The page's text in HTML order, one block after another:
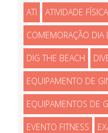
ATI ATIVIDADE FÍSICA
COMEMORAÇÃO DIA
DIG THE BEACH
EQUIPAMENTO DE
EQUIPAMENTOS DE
EVENTO FITNESS